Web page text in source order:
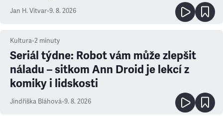
Jan H. Vitvar•9. 8. 2026
Kultura•2 minuty
Seriál týdne: Robot vám může zlepšit
náladu – sitkom Ann Droid je lekcí z
komiky i lidskosti
Jindřiška Bláhová•9. 8. 2026